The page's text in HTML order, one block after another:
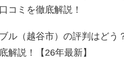
コミを徹底解説！
ル（越谷市）の評判はどう
解説！【26年最新】